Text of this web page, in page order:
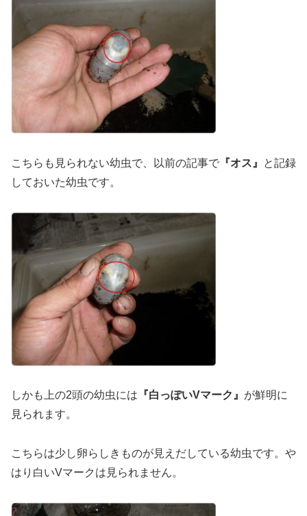
こちらも見られない幼虫で、以前の記事で 『オス』
と記録
しておいた幼虫です。
しかも上の2頭の幼虫には 『白っぽいVマーク』 が鮮明に
見られます。
こちらは少し卵らしきものが見えだしている幼虫です。や
はり白いVマークは見られません。